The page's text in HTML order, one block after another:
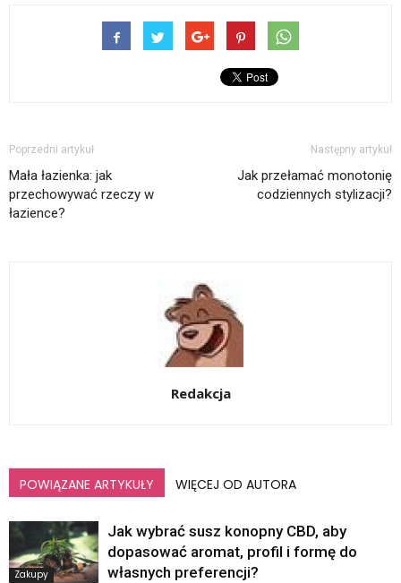
Poprzedni artykuł
Mała łazienka: jak
przechowywać rzeczy w
łazience?
Następny artykuł
Jak przełamać monotonię
codziennych stylizacji?
Redakcja
POWIĄZANE ARTYKUŁY WIĘCEJ OD AUTORA
Zakupy
Jak wybrać susz konopny CBD, aby
dopasować aromat, profil i formę do
własnych preferencji?